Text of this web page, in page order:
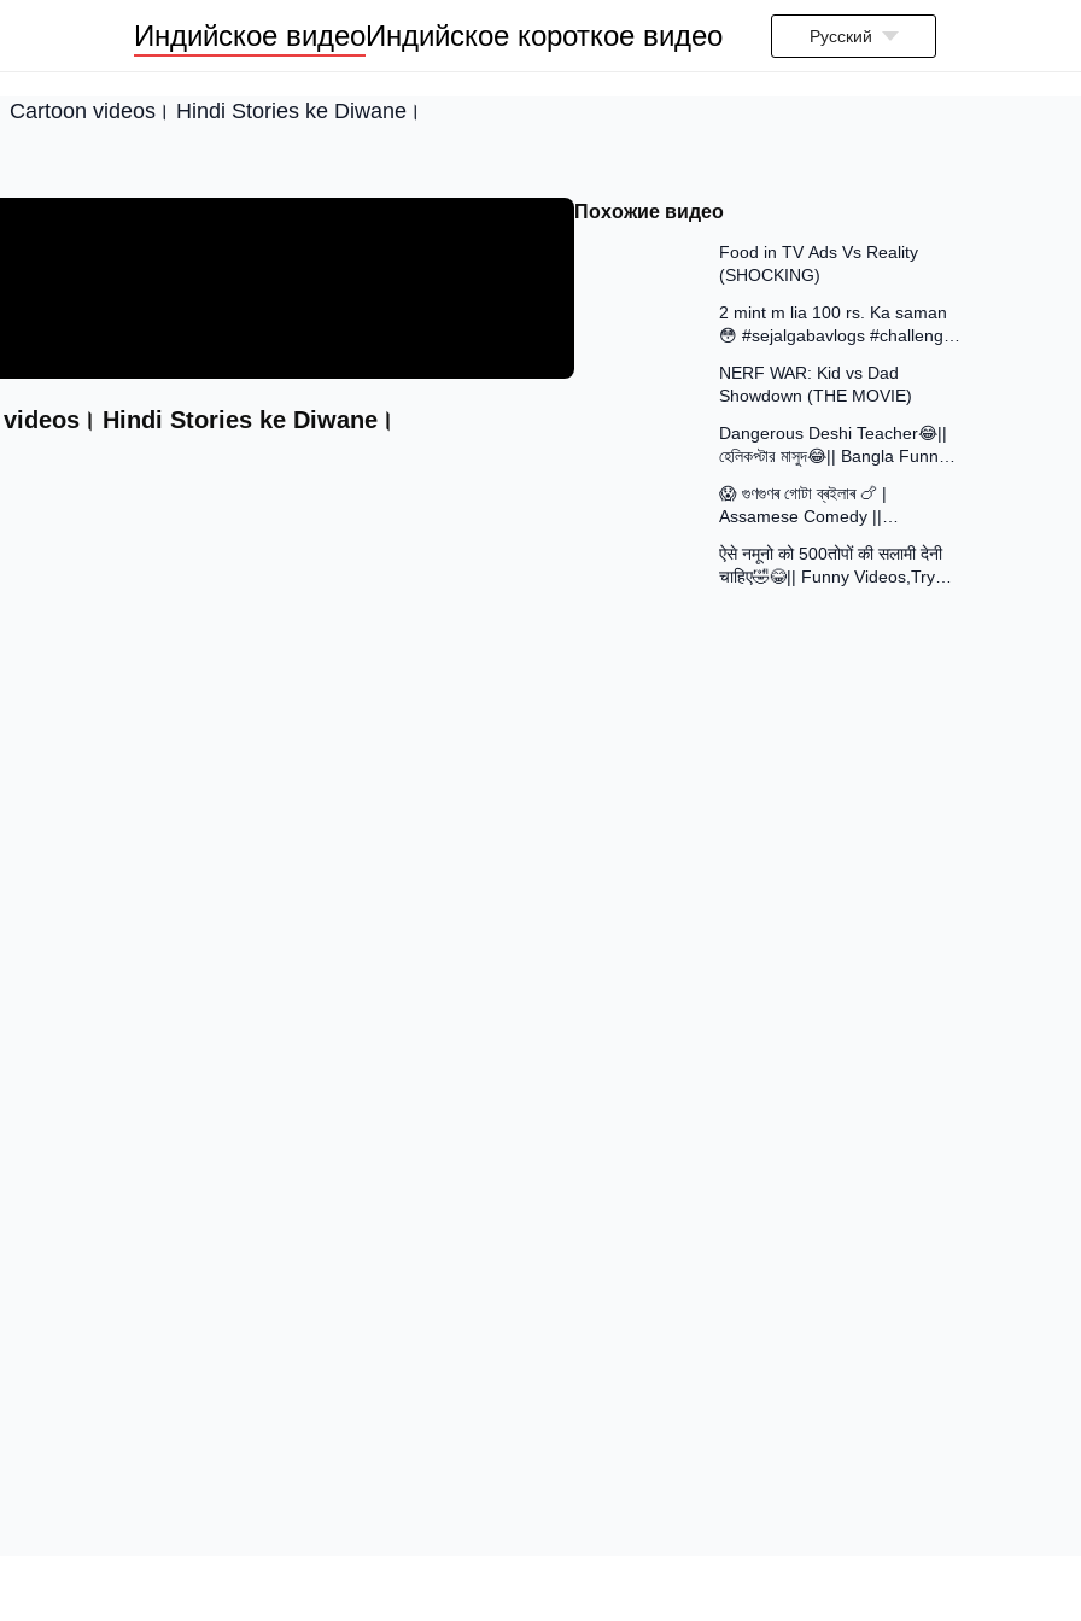
Индийское видеоИндийское короткое видео Русский
Cartoon videos। Hindi Stories ke Diwane।
videos। Hindi Stories ke Diwane।
Похожие видео
13:58
Food in TV Ads Vs Reality
(SHOCKING)
2 mint m lia 100 rs. Ka saman
😳 #sejalgabavlogs #challenge
NERF WAR: Kid vs Dad
Showdown (THE MOVIE)
Dangerous Deshi Teacher😂||
হেলিকপ্টার মাসুদ😂|| Bangla Funny
😱 গুণগুণৰ গোটা ব্ৰইলাৰ 🍗 |
Assamese Comedy ||
Assamese Short Film
ऐसे नमूनो को 500तोपों की सलामी देनी
चाहिए🤣😂|| Funny Videos,Try